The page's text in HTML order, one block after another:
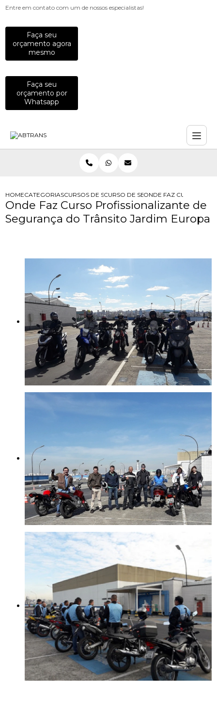
Entre em contato com um de nossos especialistas!
Faça seu
orçamento agora
mesmo
Faça seu
orçamento por
Whatsapp
HOMECATEGORIASCURSOS DE SEGURANCA NO TRANSITO
CURSO DE SEGURANCA NO
ONDE FAZ CURSO
Onde Faz Curso Profissionalizante de
Segurança do Trânsito Jardim Europa